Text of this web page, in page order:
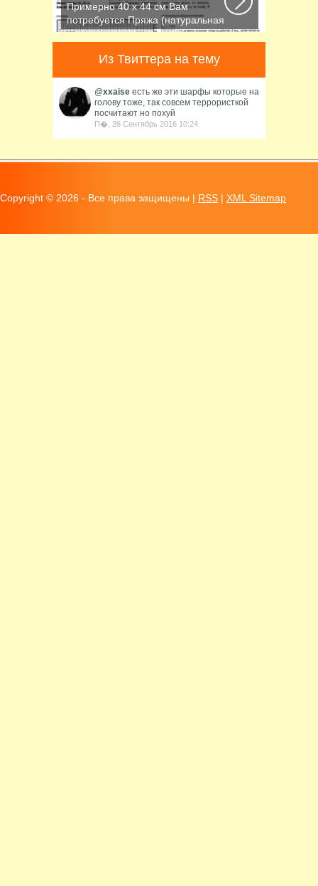
Примерно 40 х 44 см Вам
потребуется Пряжа (натуральная
шерсть, альпака...
Из Твиттера на тему
@xxaise есть же эти шарфы которые на
голову тоже, так совсем террористкой
посчитают но похуй
П�, 26 Сентябрь 2016 10:24
Copyright © 2026 - Все права защищены | RSS | XML Sitemap